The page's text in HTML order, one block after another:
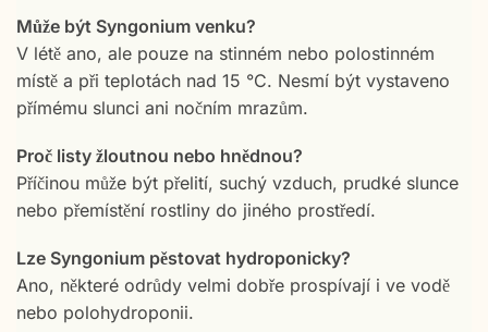
Může být Syngonium venku?
V létě ano, ale pouze na stinném nebo polostinném
místě a při teplotách nad 15 °C. Nesmí být vystaveno
přímému slunci ani nočním mrazům.
Proč listy žloutnou nebo hnědnou?
Příčinou může být přelití, suchý vzduch, prudké slunce
nebo přemístění rostliny do jiného prostředí.
Lze Syngonium pěstovat hydroponicky?
Ano, některé odrůdy velmi dobře prospívají i ve vodě
nebo polohydroponii.